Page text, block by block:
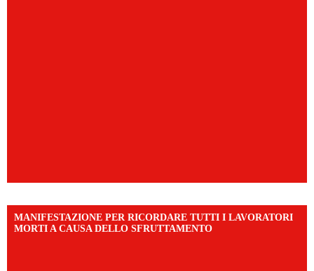
MANIFESTAZIONE PER RICORDARE TUTTI I LAVORATORI
MORTI A CAUSA DELLO SFRUTTAMENTO